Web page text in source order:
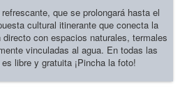
que se prolongará hasta el
cultural itinerante que conecta la
con espacios naturales, termales
vinculadas al agua. En todas las
libre y gratuita ¡Pincha la foto!